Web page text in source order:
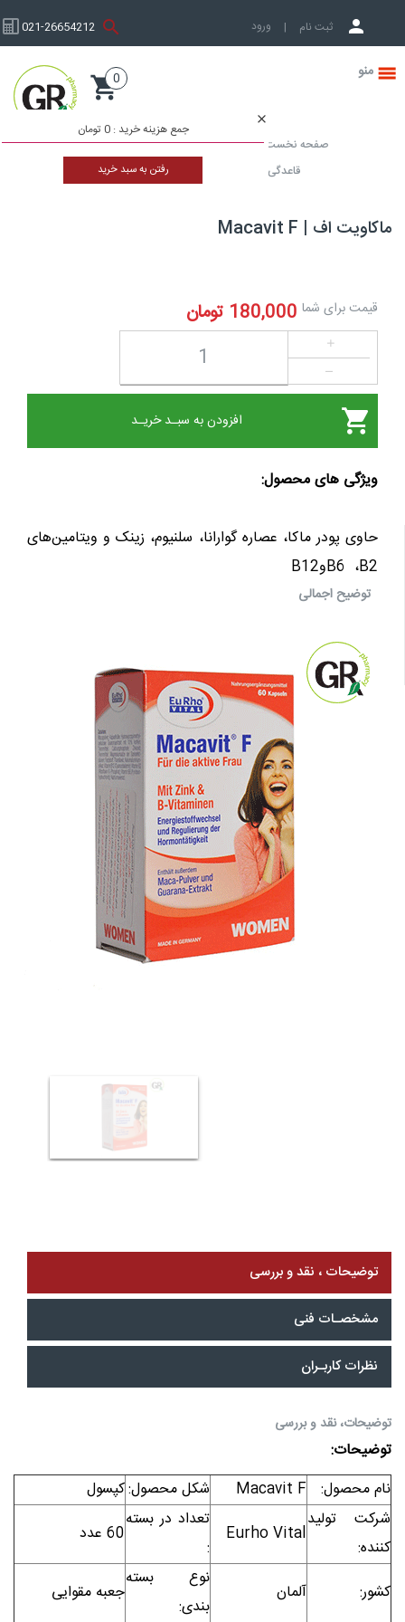
ثبت نام | ورود به حساب کاربری 021-26654212
0
جمع هزینه خرید : 0 تومان
رفتن به سبد خرید
صفحه نخست مکمل دارویی و تغذیه ای
مکمل دارویی
قاعدگی و یائسگی
ماکاویت اف | Macavit F
ماکاویت اف | Macavit F
قیمت برای شما 180,000 تومان
افزودن به سبـد خریـد
ویژگی های محصول:
حاوی پودر ماکا، عصاره گوارانا، سلنیوم، زینک و ویتامین‌های
B2، B6وB12
توضیح اجمالی
توضیحات ، نقد و بررسی
مشخصـات فنی
نظرات کاربـران
توضیحات، نقد و بررسی
توضیحات:
نام محصول:
Macavit F شکل محصول: کپسول
شرکت تولید
کننده:
Eurho Vital
تعداد در بسته
60 عدد
کشور: آلمان
نوع بسته
بندی:
جعبه مقوایی